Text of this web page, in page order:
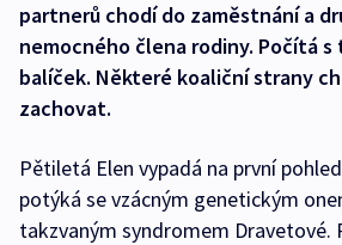
partnerů chodí do zaměstnání a
nemocného člena rodiny. Počítá
balíček. Některé koaliční strany
zachovat.
Pětiletá Elen vypadá na první
potýká se vzácným genetickým
takzvaným syndromem Dravetové.